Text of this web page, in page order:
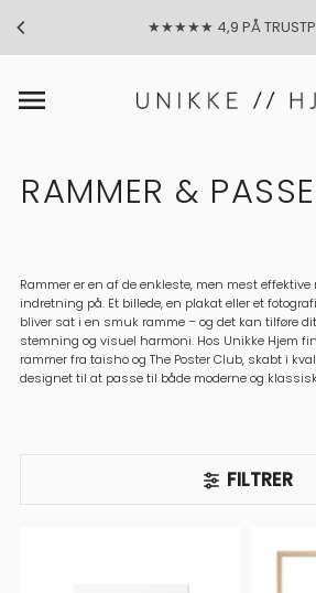
Gå til indhold ★★★★★ 4,9 PÅ
RAMMER &
Rammer er en af de enkleste, men mest
indretning på. Et billede, en plakat eller et
bliver sat i en smuk ramme – og det kan tilføre
stemning og visuel harmoni. Hos Unikke Hjem
rammer fra taisho og The Poster Club, skabt i
designet til at passe til både moderne og
FILTRER